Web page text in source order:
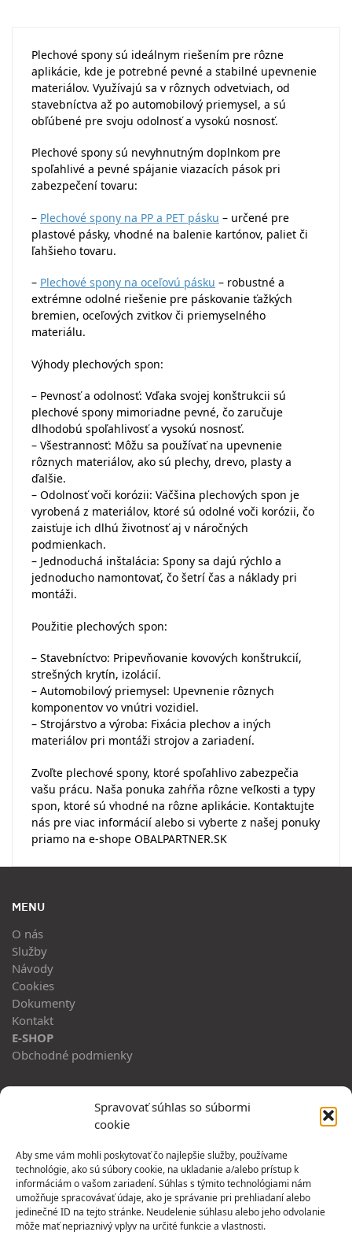
Spravovať súhlas so súbormi
cookie
Aby sme vám mohli poskytovať čo najlepšie služby, používame
technológie, ako sú súbory cookie, na ukladanie a/alebo prístup k
informáciám o vašom zariadení. Súhlas s týmito technológiami nám
umožňuje spracovávať údaje, ako je správanie pri prehliadaní alebo
jedinečné ID na tejto stránke. Neudelenie súhlasu alebo jeho odvolanie
môže mať nepriaznivý vplyv na určité funkcie a vlastnosti.
Plechové spony sú ideálnym riešením pre rôzne
aplikácie, kde je potrebné pevné a stabilné upevnenie
materiálov. Využívajú sa v rôznych odvetviach, od
stavebníctva až po automobilový priemysel, a sú
obľúbené pre svoju odolnosť a vysokú nosnosť.
Plechové spony sú nevyhnutným doplnkom pre
spoľahlivé a pevné spájanie viazacích pások pri
zabezpečení tovaru:
– Plechové spony na PP a PET pásku – určené pre
plastové pásky, vhodné na balenie kartónov, paliet či
ľahšieho tovaru.
– Plechové spony na oceľovú pásku – robustné a
extrémne odolné riešenie pre páskovanie ťažkých
bremien, oceľových zvitkov či priemyselného
materiálu.
Výhody plechových spon:
– Pevnosť a odolnosť: Vďaka svojej konštrukcii sú
plechové spony mimoriadne pevné, čo zaručuje
dlhodobú spoľahlivosť a vysokú nosnosť.
– Všestrannosť: Môžu sa používať na upevnenie
rôznych materiálov, ako sú plechy, drevo, plasty a
ďalšie.
– Odolnosť voči korózii: Väčšina plechových spon je
vyrobená z materiálov, ktoré sú odolné voči korózii, čo
zaisťuje ich dlhú životnosť aj v náročných
podmienkach.
– Jednoduchá inštalácia: Spony sa dajú rýchlo a
jednoducho namontovať, čo šetrí čas a náklady pri
montáži.
Použitie plechových spon:
– Stavebníctvo: Pripevňovanie kovových konštrukcií,
strešných krytín, izolácií.
– Automobilový priemysel: Upevnenie rôznych
komponentov vo vnútri vozidiel.
– Strojárstvo a výroba: Fixácia plechov a iných
materiálov pri montáži strojov a zariadení.
Zvoľte plechové spony, ktoré spoľahlivo zabezpečia
vašu prácu. Naša ponuka zahŕňa rôzne veľkosti a typy
spon, ktoré sú vhodné na rôzne aplikácie. Kontaktujte
nás pre viac informácií alebo si vyberte z našej ponuky
priamo na e-shope OBALPARTNER.SK
MENU
O nás
Služby
Návody
Cookies
Dokumenty
Kontakt
E-SHOP
Obchodné podmienky
Horný Hričov 483
013 42, Horný Hričov
PREVÁDZKA:
Jesenná 1
080 05 Prešov